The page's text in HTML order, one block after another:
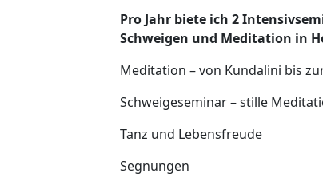
Pro Jahr biete ich 2
Schweigen und Meditation in
Meditation – von Kundalini bis
Schweigeseminar – stille
Tanz und Lebensfreude
Segnungen